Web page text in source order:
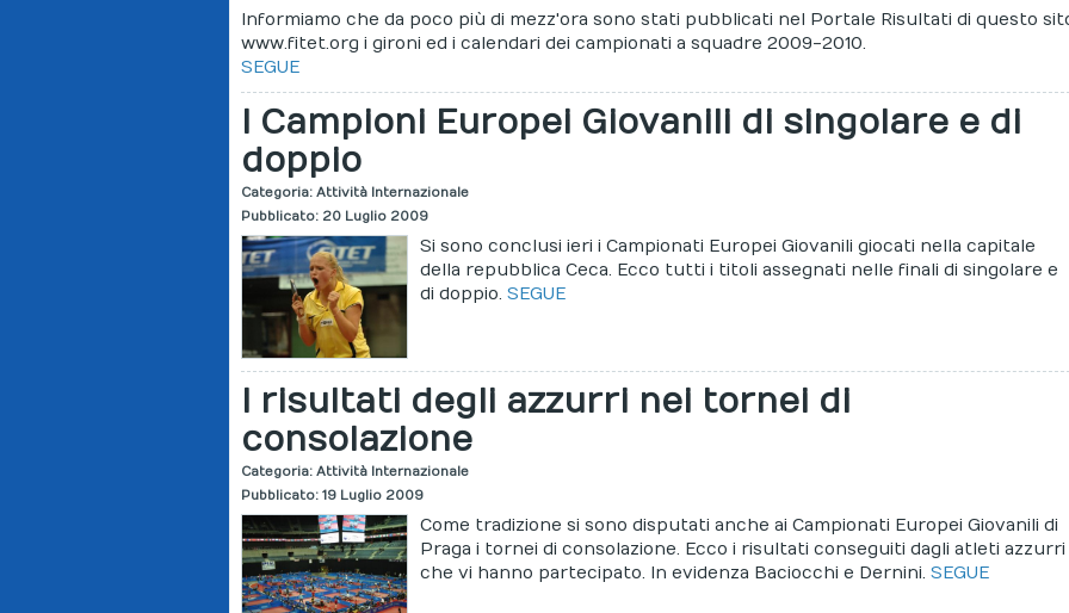
Informiamo che da poco più di mezz'ora sono stati pubblicati nel Portale Risultati di questo
www.fitet.org i gironi ed i calendari dei campionati a squadre 2009-2010.
SEGUE
I Campioni Europei Giovanili di singolare e di
doppio
Categoria:Attività Internazionale
Pubblicato: 20 Luglio 2009
Si sono conclusi ieri i Campionati Europei Giovanili giocati nella capitale
della repubblica Ceca. Ecco tutti i titoli assegnati nelle finali di singolare e
di doppio.SEGUE
I risultati degli azzurri nei tornei di
consolazione
Categoria:Attività Internazionale
Pubblicato: 19 Luglio 2009
Come tradizione si sono disputati anche ai Campionati Europei Giovanili di
Praga i tornei di consolazione. Ecco i risultati conseguiti dagli atleti azzurri
che vi hanno partecipato. In evidenza Baciocchi e Dernini.SEGUE